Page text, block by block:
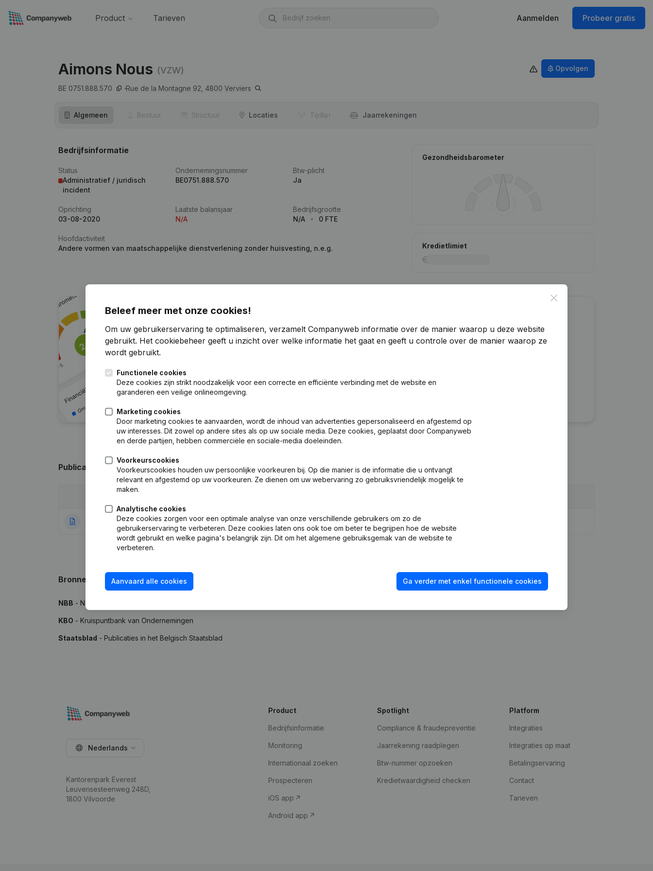
Product Tarieven Aanmelden Probeer gratis
Aimons Nous (VZW)
BE 0751.888.570 Rue de la Montagne 92, 4800 Verviers
Opvolgen
Algemeen Bestuur Structuur Locaties Tijdlijn Jaar­rekeningen
Bedrijfsinformatie
Status
Administratief / juridisch
incident
Ondernemingsnummer
BE0751.888.570
Btw-plicht
Ja
Oprichting
03-08-2020
Laatste balansjaar
N/A
Bedrijfsgrootte
N/A
0 FTE
Hoofdactiviteit
Andere vormen van maatschappelijke dienstverlening zonder huisvesting, n.e.g.
Gezondheidsbarometer
Kredietlimiet
Zoek je meer informatie over dit bedrijf?
Raadpleeg de gezondheid in een oogopslag
Probeer gratis Meer ontdekken
Publicaties van Aimons Nous
17-08-2020 Rubriek Oprichting (Nieuwe Rechtspersoon, Opening Bijkantoor, enz...) - Ontslagnemingen, Benoemingen
Bronnen
NBB - Nationale Bank van België
KBO - Kruispuntbank van Ondernemingen
Staatsblad - Publicaties in het Belgisch Staatsblad
Close
Beleef meer met onze cookies!
Om uw gebruikerservaring te optimaliseren, verzamelt Companyweb informatie over de manier waarop u deze website
gebruikt. Het cookiebeheer geeft u inzicht over welke informatie het gaat en geeft u controle over de manier waarop ze
wordt gebruikt.
Functionele cookies
Deze cookies zijn strikt noodzakelijk voor een correcte en efficiënte verbinding met de website en
garanderen een veilige onlineomgeving.
Marketing cookies
Door marketing cookies te aanvaarden, wordt de inhoud van advertenties gepersonaliseerd en afgestemd op
uw interesses. Dit zowel op andere sites als op uw sociale media. Deze cookies, geplaatst door Companyweb
en derde partijen, hebben commerciële en sociale-media doeleinden.
Voorkeurscookies
Voorkeurscookies houden uw persoonlijke voorkeuren bij. Op die manier is de informatie die u ontvangt
relevant en afgestemd op uw voorkeuren. Ze dienen om uw webervaring zo gebruiksvriendelijk mogelijk te
maken.
Analytische cookies
Deze cookies zorgen voor een optimale analyse van onze verschillende gebruikers om zo de
gebruikerservaring te verbeteren. Deze cookies laten ons ook toe om beter te begrijpen hoe de website
wordt gebruikt en welke pagina's belangrijk zijn. Dit om het algemene gebruiksgemak van de website te
verbeteren.
Aanvaard alle cookies Ga verder met enkel functionele cookies
Nederlands
Kantorenpark Everest
Leuvensesteenweg 248D,
1800 Vilvoorde
Product
Bedrijfsinformatie
Monitoring
Internationaal zoeken
Prospecteren
iOS app
Android app
Spotlight
Compliance & fraudepreventie
Jaarrekening raadplegen
Btw-nummer opzoeken
Kredietwaardigheid checken
Platform
Integraties
Integraties op maat
Betalingservaring
Contact
Tarieven